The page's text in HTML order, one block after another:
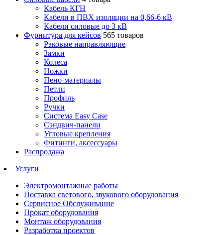
Кабель КГН
Кабели в ПВХ изоляции на 0,66-6 кВ
Кабели силовые до 3 кВ
Фурнитура для кейсов 565 товаров
Рэковые направляющие
Замки
Колеса
Ножки
Пено-материалы
Петли
Профиль
Ручки
Система Easy Case
Сэндвич-панели
Угловые крепления
Фитинги, аксессуары
Распродажа
Услуги
Электромонтажные работы
Поставка светового, звукового оборудования
Сервисное Обслуживание
Прокат оборудования
Монтаж оборудования
Разработка проектов